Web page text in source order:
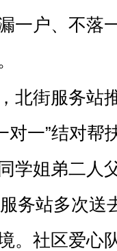
一户、不落
北街服务站
对一”结对帮
学姐弟二人
务站多次送
。社区爱心